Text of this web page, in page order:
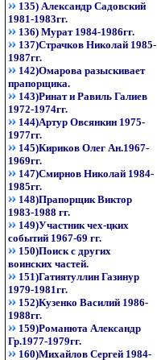
135) Александр Садовский
1981-1983гг.
136) Мурат 1984-1986гг.
137)Страчков Николай 1985-
1987гг.
142)Омарова разыскивает
прапорщика.
143)Ринат и Равиль Галиев
1972-1974гг.
144)Артур Овсянкин 1975-
1977гг.
145)Кириков Олег Ан.1967-
1969гг.
147)Смирнов Николай 1984-
1985гг.
148)Прапорщик Виктор
1983-1988 гг.
149)Участник чех-цких
событий 1967-69 гг.
150)Поиск с других
воинских частей.
151)Гатиятуллин Газинур
1979-1981гг.
152)Кузенко Василий 1986-
1988гг.
159)Романюта Александр
Гр.1977-1979гг.
160)Михайлов Сергей 1984-